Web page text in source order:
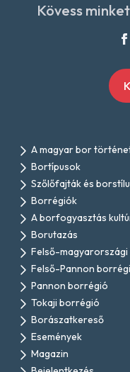
Kövess
A magyar bor
Bortípusok
Szőlőfajták és
Borrégiók
A borfogyasztás
Borutazás
Felső-
Felső-Pannon
Pannon borrégió
Tokaji borrégió
Borászatkereső
Események
Magazin